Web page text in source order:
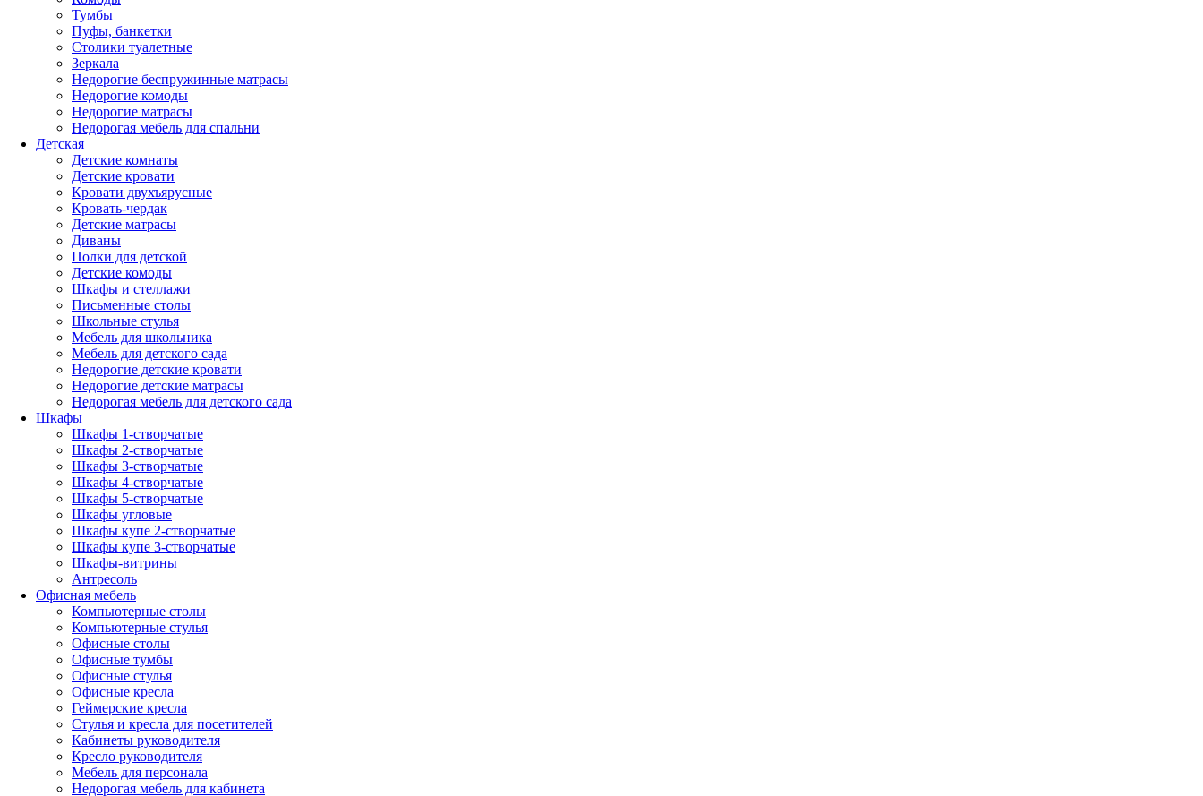
Тумбы
Пуфы, банкетки
Столики туалетные
Зеркала
Недорогие беспружинные матрасы
Недорогие комоды
Недорогие матрасы
Недорогая мебель для спальни
Детская
Детские комнаты
Детские кровати
Кровати двухъярусные
Кровать-чердак
Детские матрасы
Диваны
Полки для детской
Детские комоды
Шкафы и стеллажи
Письменные столы
Школьные стулья
Мебель для школьника
Мебель для детского сада
Недорогие детские кровати
Недорогие детские матрасы
Недорогая мебель для детского сада
Шкафы
Шкафы 1-створчатые
Шкафы 2-створчатые
Шкафы 3-створчатые
Шкафы 4-створчатые
Шкафы 5-створчатые
Шкафы угловые
Шкафы купе 2-створчатые
Шкафы купе 3-створчатые
Шкафы-витрины
Антресоль
Офисная мебель
Компьютерные столы
Компьютерные стулья
Офисные столы
Офисные тумбы
Офисные стулья
Офисные кресла
Геймерские кресла
Стулья и кресла для посетителей
Кабинеты руководителя
Кресло руководителя
Мебель для персонала
Недорогая мебель для кабинета